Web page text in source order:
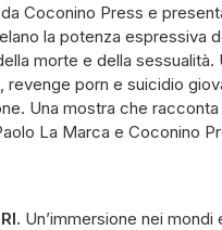
Coconino Press e
la potenza espressiva
morte e della sessualità.
porn e suicidio
Una mostra che
La Marca e Coconino
Un’immersione nei